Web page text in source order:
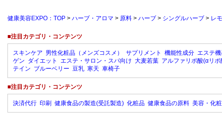
健康美容EXPO：TOP > ハーブ・アロマ > 原料 > ハーブ > シングルハーブ > レ
■注目カテゴリ・コンテンツ
スキンケア 男性化粧品（メンズコスメ） サプリメント 機能性成分 エステ
ゲン ダイエット エステ・サロン・スパ向け 大麦若葉 アルファリポ酸(αリポ
テイン ブルーベリー 豆乳 寒天 車椅子
■注目カテゴリ・コンテンツ
決済代行 印刷 健康食品の製造(受託製造) 化粧品 健康食品の原料 美容・化